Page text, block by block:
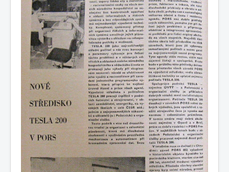
Úvod
M - virtuální sbírka TM v Brně
větší souhrnné komplety
Dataservis - zpravodaj ÚVT Tesla
Dataservis ÚVTT 1969-1973
1972/2
1972/2 - Nové středisko Tesla 200 v PORS Chrudim